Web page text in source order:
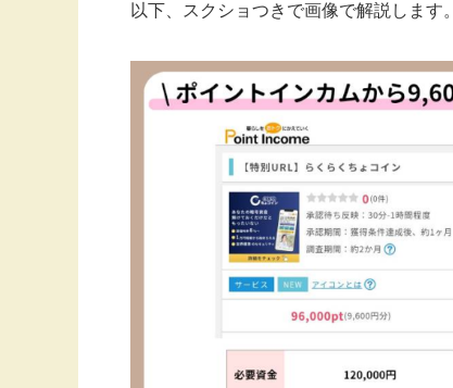
以下、スクショつきで画像で解説します。